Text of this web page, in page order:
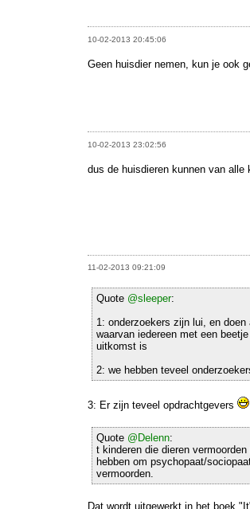
10-02-2013 20:45:06
Geen huisdier nemen, kun je ook
10-02-2013 23:02:56
dus de huisdieren kunnen van alle
11-02-2013 09:21:09
Quote @sleeper:
1: onderzoekers zijn lui, en
waarvan iedereen met een
uitkomst is
2: we hebben teveel
3: Er zijn teveel opdrachtgevers
Quote @Delenn:
t kinderen die dieren
hebben om psychopaat/
vermoorden.
Dat wordt uitgewerkt in het boek